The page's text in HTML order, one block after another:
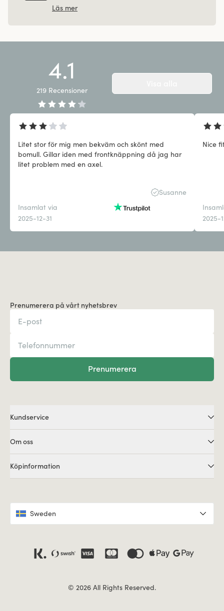
Läs mer
4.1
219 Recensioner
Litet stor för mig men bekväm och skönt med
bomull. Gillar iden med frontknäppning då jag har
litet problem med en axel.
Susanne
Insamlat via
2025-12-31
Nice
2025-
Prenumerera på vårt nyhetsbrev
Prenumerera
© 2026 All Rights Reserved.
Kundservice
Om oss
Köpinformation
Sweden